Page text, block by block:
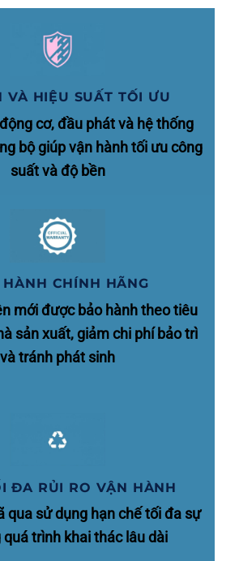
VÀ HIỆU SUẤT TỐI ƯU
cơ, đầu phát và hệ thống
bộ giúp vận hành tối ưu công
suất và độ bền
HÀNH CHÍNH HÃNG
mới được bảo hành theo tiêu
sản xuất, giảm chi phí bảo trì
và tránh phát sinh
ĐA RỦI RO VẬN HÀNH
qua sử dụng hạn chế tối đa sự
trình khai thác lâu dài